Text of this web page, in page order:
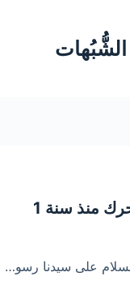
أنت قديم ولم تتحرك منذ سنة 1
على سيدنا رسو…